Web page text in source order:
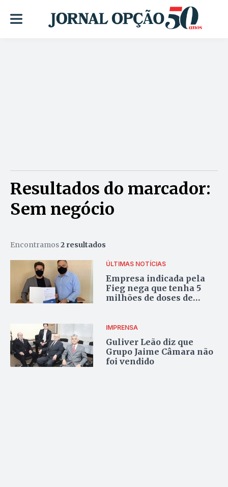
Resultados do marcador:
Sem negócio
Encontramos2 resultados
ÚLTIMAS NOTÍCIAS
Empresa indicada pela
Fieg nega que tenha 5
milhões de doses de
IMPRENSA
Guliver Leão diz que
Grupo Jaime Câmara não
foi vendido